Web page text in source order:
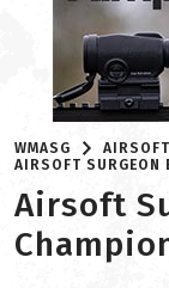
WMASG AIRSOFT
AIRSOFT SURGEON
Airsoft